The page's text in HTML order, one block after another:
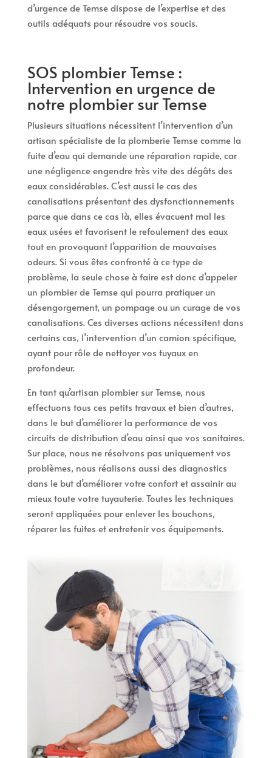
d’urgence de Temse dispose de l’expertise et des
outils adéquats pour résoudre vos soucis.
SOS plombier Temse :
Intervention en urgence de
notre plombier sur Temse
Plusieurs situations nécessitent l’intervention d’un
artisan spécialiste de la plomberie Temse comme la
fuite d’eau qui demande une réparation rapide, car
une négligence engendre très vite des dégâts des
eaux considérables. C’est aussi le cas des
canalisations présentant des dysfonctionnements
parce que dans ce cas là, elles évacuent mal les
eaux usées et favorisent le refoulement des eaux
tout en provoquant l’apparition de mauvaises
odeurs. Si vous êtes confronté à ce type de
problème, la seule chose à faire est donc d’appeler
un plombier de Temse qui pourra pratiquer un
désengorgement, un pompage ou un curage de vos
canalisations. Ces diverses actions nécessitent dans
certains cas, l’intervention d’un camion spécifique,
ayant pour rôle de nettoyer vos tuyaux en
profondeur.
En tant qu’artisan plombier sur Temse, nous
effectuons tous ces petits travaux et bien d’autres,
dans le but d’améliorer la performance de vos
circuits de distribution d’eau ainsi que vos sanitaires.
Sur place, nous ne résolvons pas uniquement vos
problèmes, nous réalisons aussi des diagnostics
dans le but d’améliorer votre confort et assainir au
mieux toute votre tuyauterie. Toutes les techniques
seront appliquées pour enlever les bouchons,
réparer les fuites et entretenir vos équipements.